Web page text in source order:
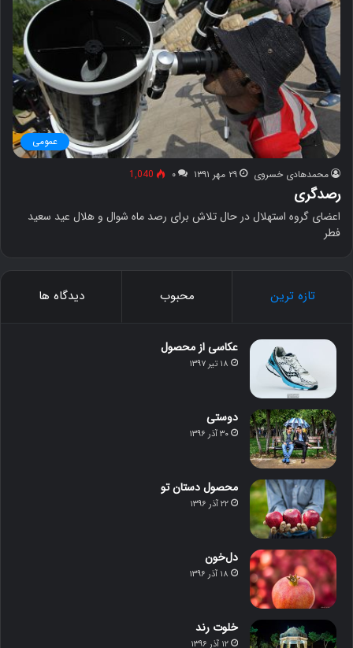
عمومی
محمدهادی خسروی ۲۹ مهر ۱۳۹۱ ۰ 1,040
رصدگری
اعضای گروه استهلال در حال تلاش برای رصد ماه شوال و هلال عید سعید
فطر
تازه ترین محبوب دیدگاه ها
عکاسی از محصول
۱۸ تیر ۱۳۹۷
دوستی
۳۰ آذر ۱۳۹۶
محصول دستان تو
۲۲ آذر ۱۳۹۶
دل‌خون
۱۸ آذر ۱۳۹۶
خلوت رند
۱۲ آذر ۱۳۹۶